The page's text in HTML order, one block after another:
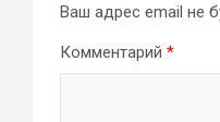
Ваш адрес email не
Комментарий *